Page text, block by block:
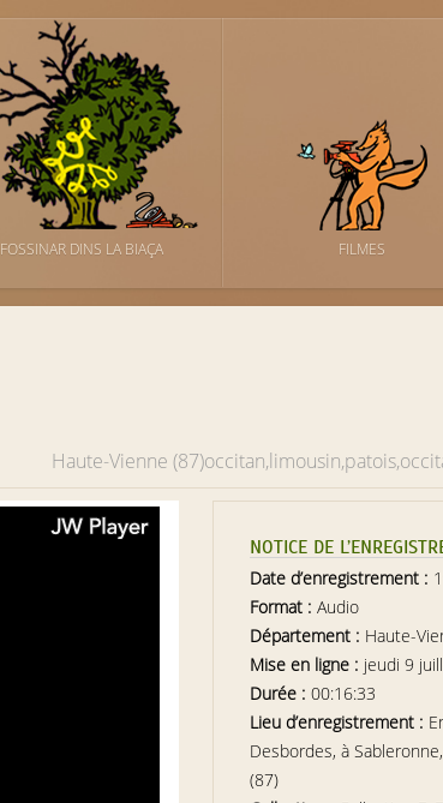
FOSSINAR DINS LA BIAÇA FILMES
Haute-Vienne (87)
NOTICE DE
Date d’enregistrement :
Format : Audio
Département : Haute-
Mise en ligne : jeudi 9
Durée : 00:16:33
Lieu d’enregistrement :
Desbordes, à
(87)